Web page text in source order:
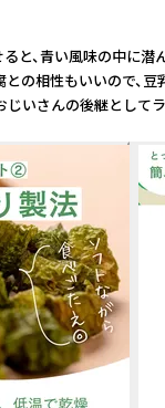
い風味の中
性もいい
んの後継と